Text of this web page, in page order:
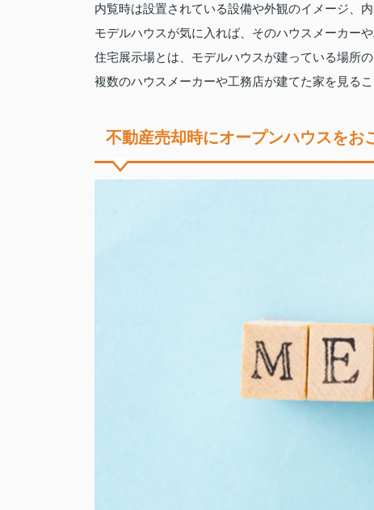
内覧時は設置されている設備や外観のイメージ、
モデルハウスが気に入れば、そのハウスメーカー
住宅展示場とは、モデルハウスが建っている場所の
複数のハウスメーカーや工務店が建てた家を見る
不動産売却時にオープンハウスをお